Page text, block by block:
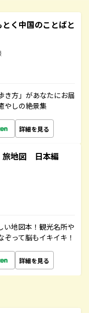
く中国のことばと
き方」があなたにお届
やしの絶景集
詳細を見る
地図 日本編
い地図本！観光名所や
って脳もイキイキ！
詳細を見る